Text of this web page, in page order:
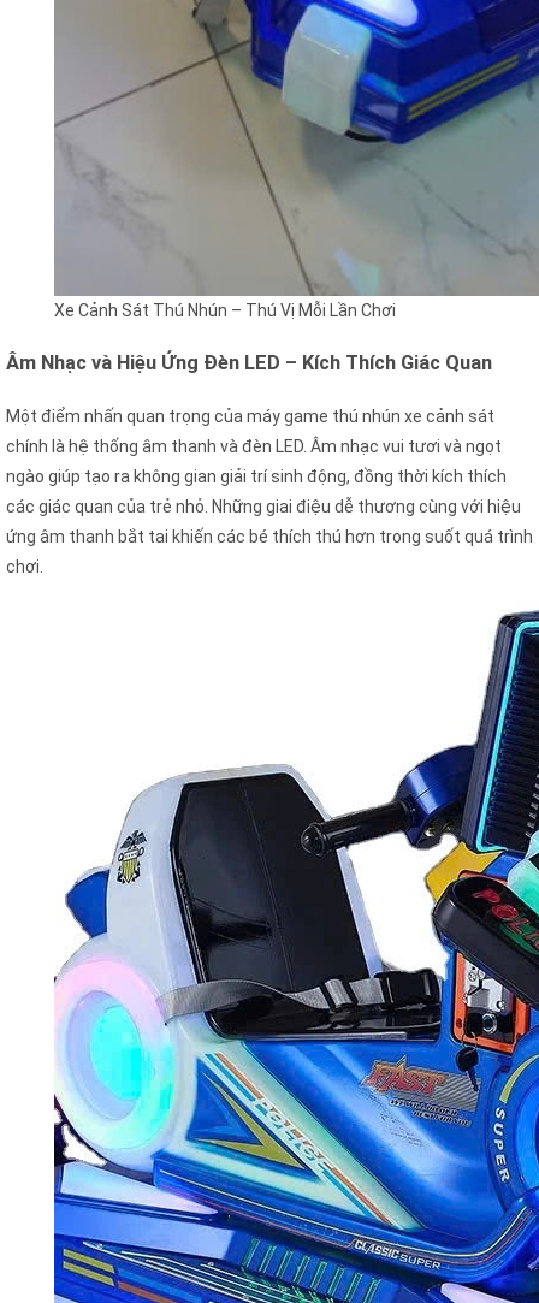
Xe Cảnh Sát Thú Nhún – Thú Vị Mỗi Lần Chơi
Âm Nhạc và Hiệu Ứng Đèn LED – Kích Thích Giác Quan
Một điểm nhấn quan trọng của máy game thú nhún xe cảnh sát
chính là hệ thống âm thanh và đèn LED. Âm nhạc vui tươi và ngọt
ngào giúp tạo ra không gian giải trí sinh động, đồng thời kích thích
các giác quan của trẻ nhỏ. Những giai điệu dễ thương cùng với hiệu
ứng âm thanh bắt tai khiến các bé thích thú hơn trong suốt quá trình
chơi.